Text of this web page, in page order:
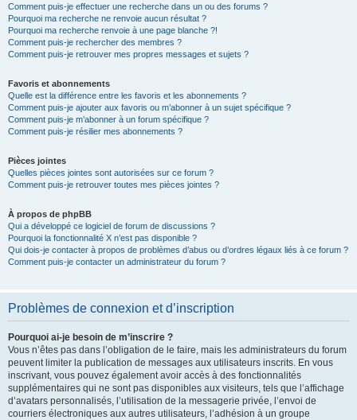
Comment puis-je effectuer une recherche dans un ou des forums ?
Pourquoi ma recherche ne renvoie aucun résultat ?
Pourquoi ma recherche renvoie à une page blanche ?!
Comment puis-je rechercher des membres ?
Comment puis-je retrouver mes propres messages et sujets ?
Favoris et abonnements
Quelle est la différence entre les favoris et les abonnements ?
Comment puis-je ajouter aux favoris ou m’abonner à un sujet spécifique ?
Comment puis-je m’abonner à un forum spécifique ?
Comment puis-je résilier mes abonnements ?
Pièces jointes
Quelles pièces jointes sont autorisées sur ce forum ?
Comment puis-je retrouver toutes mes pièces jointes ?
À propos de phpBB
Qui a développé ce logiciel de forum de discussions ?
Pourquoi la fonctionnalité X n’est pas disponible ?
Qui dois-je contacter à propos de problèmes d’abus ou d’ordres légaux liés à ce forum ?
Comment puis-je contacter un administrateur du forum ?
Problèmes de connexion et d’inscription
Pourquoi ai-je besoin de m’inscrire ?
Vous n’êtes pas dans l’obligation de le faire, mais les administrateurs du forum
peuvent limiter la publication de messages aux utilisateurs inscrits. En vous
inscrivant, vous pouvez également avoir accès à des fonctionnalités
supplémentaires qui ne sont pas disponibles aux visiteurs, tels que l’affichage
d’avatars personnalisés, l’utilisation de la messagerie privée, l’envoi de
courriers électroniques aux autres utilisateurs, l’adhésion à un groupe